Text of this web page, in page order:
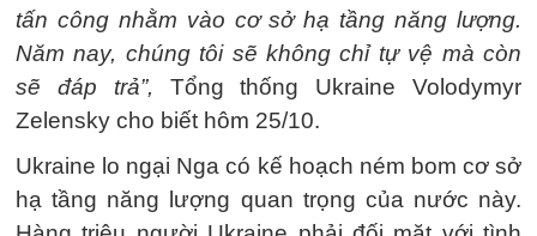
tấn công nhằm vào cơ sở hạ tầng năng lượng.
Năm nay, chúng tôi sẽ không chỉ tự vệ mà còn
sẽ đáp trả”, Tổng thống Ukraine Volodymyr
Zelensky cho biết hôm 25/10.
Ukraine lo ngại Nga có kế hoạch ném bom cơ sở
hạ tầng năng lượng quan trọng của nước này.